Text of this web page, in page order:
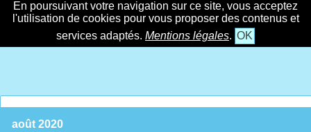
En poursuivant votre navigation sur ce site, vous acceptez
l'utilisation de cookies pour vous proposer des contenus et
services adaptés. Mentions légales. OK
août 2020